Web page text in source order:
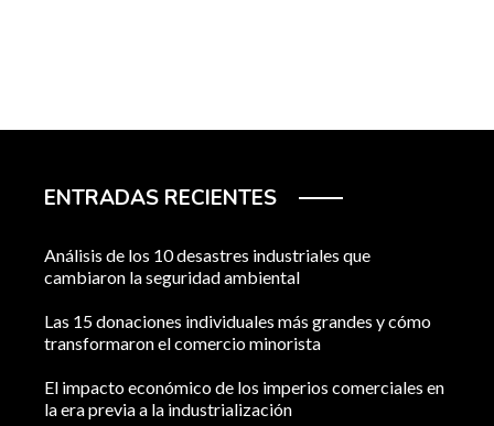
ENTRADAS RECIENTES
Análisis de los 10 desastres industriales que
cambiaron la seguridad ambiental
Las 15 donaciones individuales más grandes y cómo
transformaron el comercio minorista
El impacto económico de los imperios comerciales en
la era previa a la industrialización